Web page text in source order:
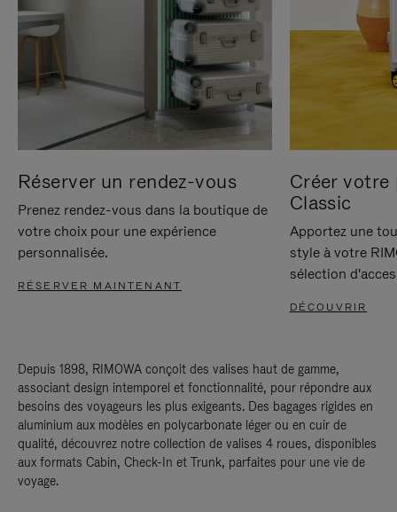
Réserver un rendez-vous
Prenez rendez-vous dans la boutique de
votre choix pour une expérience
personnalisée.
RÉSERVER MAINTENANT
Créer votre
Classic
Apportez une
style à votre
sélection
DÉCOUVRIR
Depuis 1898, RIMOWA conçoit des valises haut de gamme,
associant design intemporel et fonctionnalité, pour répondre aux
besoins des voyageurs les plus exigeants. Des bagages rigides en
aluminium aux modèles en polycarbonate léger ou en cuir de
qualité, découvrez notre collection de valises 4 roues, disponibles
aux formats Cabin, Check-In et Trunk, parfaites pour une vie de
voyage.